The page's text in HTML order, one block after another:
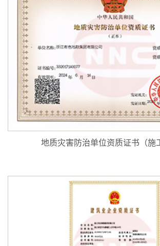
地质灾害防治单位资质证书（施